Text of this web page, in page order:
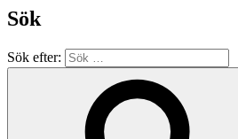
Sök
Sök efter: